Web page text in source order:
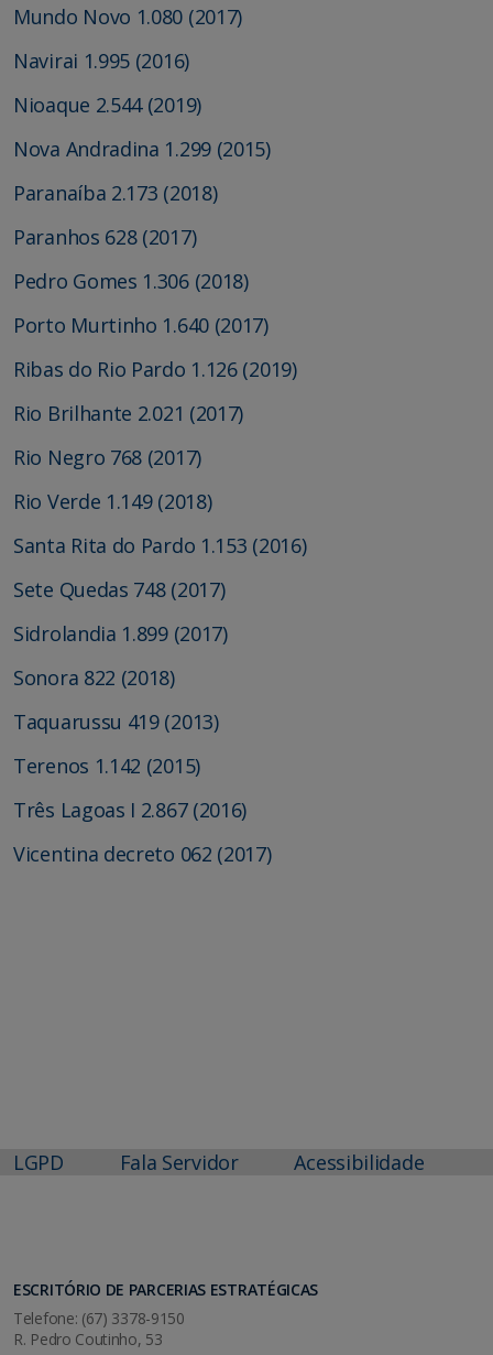
Mundo Novo 1.080 (2017)
Navirai 1.995 (2016)
Nioaque 2.544 (2019)
Nova Andradina 1.299 (2015)
Paranaíba 2.173 (2018)
Paranhos 628 (2017)
Pedro Gomes 1.306 (2018)
Porto Murtinho 1.640 (2017)
Ribas do Rio Pardo 1.126 (2019)
Rio Brilhante 2.021 (2017)
Rio Negro 768 (2017)
Rio Verde 1.149 (2018)
Santa Rita do Pardo 1.153 (2016)
Sete Quedas 748 (2017)
Sidrolandia 1.899 (2017)
Sonora 822 (2018)
Taquarussu 419 (2013)
Terenos 1.142 (2015)
Três Lagoas I 2.867 (2016)
Vicentina decreto 062 (2017)
LGPD Fala Servidor Acessibilidade
ESCRITÓRIO DE PARCERIAS ESTRATÉGICAS
Telefone: (67) 3378-9150
R. Pedro Coutinho, 53